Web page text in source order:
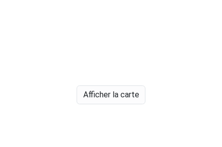
Afficher la carte